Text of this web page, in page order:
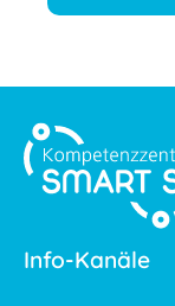
Info-Kanäle